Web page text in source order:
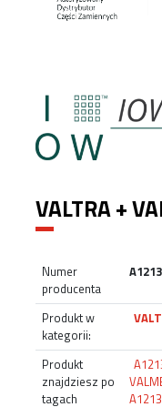
VALTRA +
Numer
producenta
Produkt w
kategorii:
Produkt
znajdziesz po
tagach